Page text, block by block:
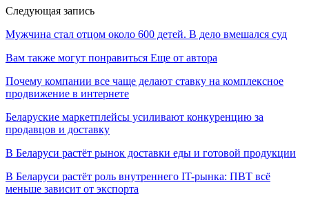
Следующая запись
Мужчина стал отцом около 600 детей. В дело вмешался суд
Вам также могут понравиться Еще от автора
Почему компании все чаще делают ставку на комплексное
продвижение в интернете
Беларуские маркетплейсы усиливают конкуренцию за
продавцов и доставку
В Беларуси растёт рынок доставки еды и готовой продукции
В Беларуси растёт роль внутреннего IT-рынка: ПВТ всё
меньше зависит от экспорта